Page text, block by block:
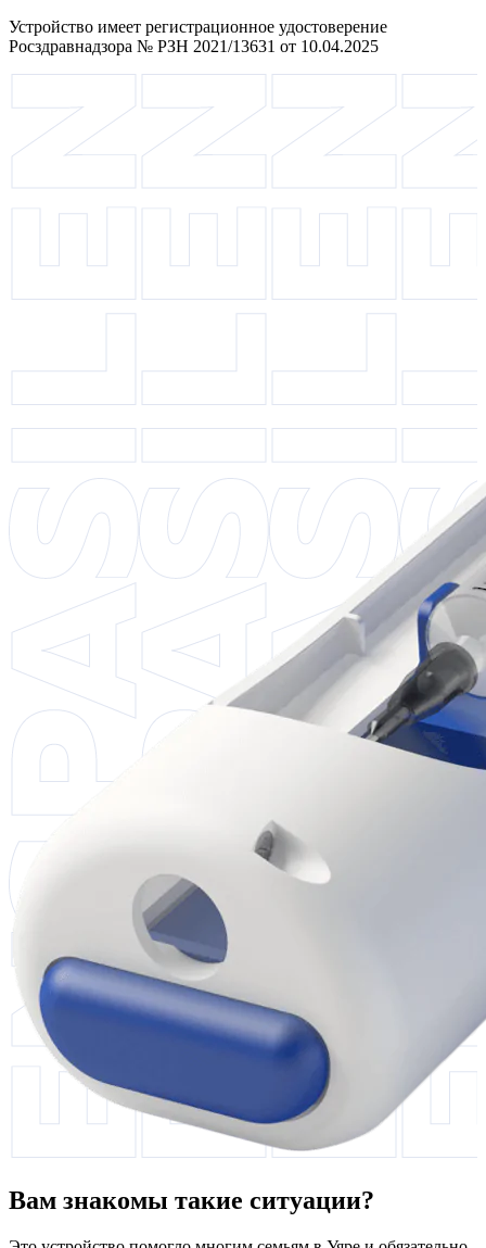
Устройство имеет регистрационное удостоверение
Росздравнадзора № РЗН 2021/13631 от 10.04.2025
Вам знакомы такие ситуации?